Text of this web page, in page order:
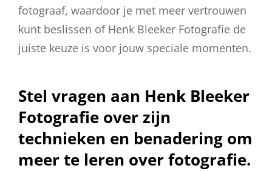
fotograaf, waardoor je met meer vertrouwen
kunt beslissen of Henk Bleeker Fotografie de
juiste keuze is voor jouw speciale momenten.
Stel vragen aan Henk Bleeker
Fotografie over zijn
technieken en benadering om
meer te leren over fotografie.